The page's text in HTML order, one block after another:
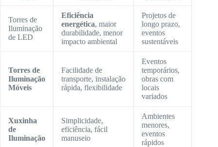
Torres de
Iluminação
de LED
Eficiência
energética, maior
durabilidade, menor
impacto ambiental
Projetos de
longo prazo,
eventos
sustentáveis
Torres de
Iluminação
Móveis
Facilidade de
transporte, instalação
rápida, flexibilidade
Eventos
temporários,
obras com
locais
variados
Xuxinha
de
Iluminação
Simplicidade,
eficiência, fácil
manuseio
Ambientes
menores,
eventos
rápidos